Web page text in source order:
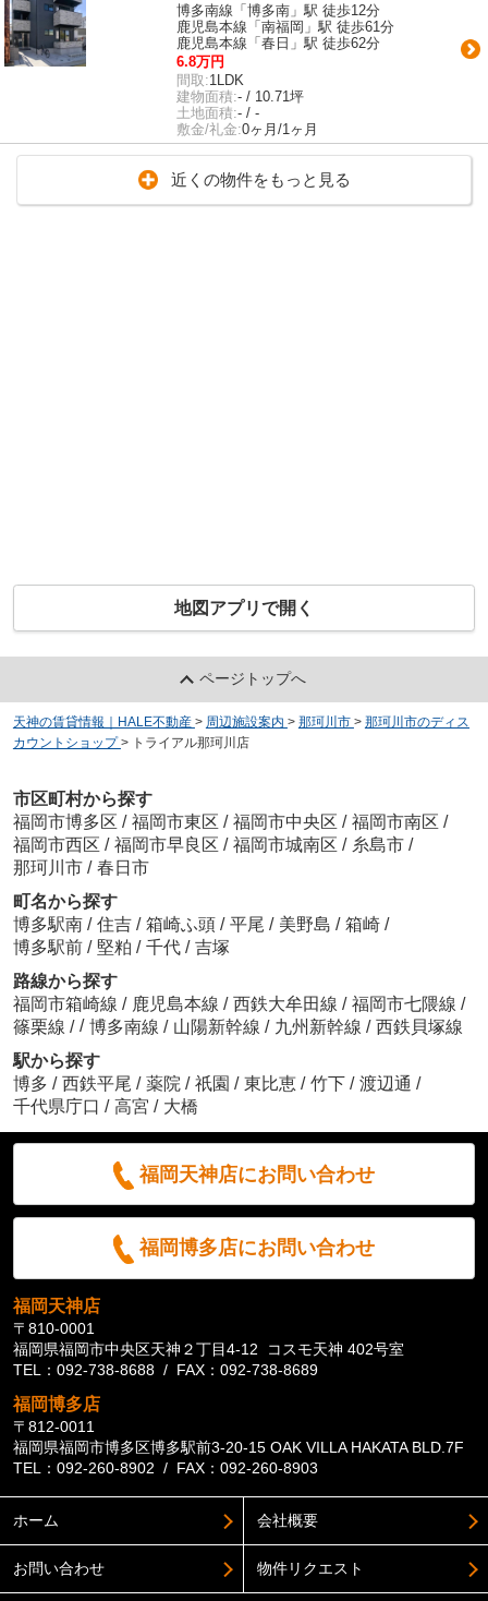
博多南線「博多南」駅 徒歩12分
鹿児島本線「南福岡」駅 徒歩61分
鹿児島本線「春日」駅 徒歩62分
6.8万円
間取:1LDK
建物面積:- / 10.71坪
土地面積:- / -
敷金/礼金:0ヶ月/1ヶ月
近くの物件をもっと見る
地図アプリで開く
ページトップへ
天神の賃貸情報｜HALE不動産 > 周辺施設案内 > 那珂川市 > 那珂川市のディス
カウントショップ > トライアル那珂川店
市区町村から探す
福岡市博多区 / 福岡市東区 / 福岡市中央区 / 福岡市南区 /
福岡市西区 / 福岡市早良区 / 福岡市城南区 / 糸島市 /
那珂川市 / 春日市
町名から探す
博多駅南 / 住吉 / 箱崎ふ頭 / 平尾 / 美野島 / 箱崎 /
博多駅前 / 堅粕 / 千代 / 吉塚
路線から探す
福岡市箱崎線 / 鹿児島本線 / 西鉄大牟田線 / 福岡市七隈線 /
篠栗線 / / 博多南線 / 山陽新幹線 / 九州新幹線 / 西鉄貝塚線
駅から探す
博多 / 西鉄平尾 / 薬院 / 祇園 / 東比恵 / 竹下 / 渡辺通 /
千代県庁口 / 高宮 / 大橋
福岡天神店にお問い合わせ
福岡博多店にお問い合わせ
福岡天神店
〒810-0001
福岡県福岡市中央区天神２丁目4-12 コスモ天神 402号室
TEL：092-738-8688 / FAX：092-738-8689
福岡博多店
〒812-0011
福岡県福岡市博多区博多駅前3-20-15 OAK VILLA HAKATA BLD.7F
TEL：092-260-8902 / FAX：092-260-8903
ホーム 会社概要
お問い合わせ 物件リクエスト